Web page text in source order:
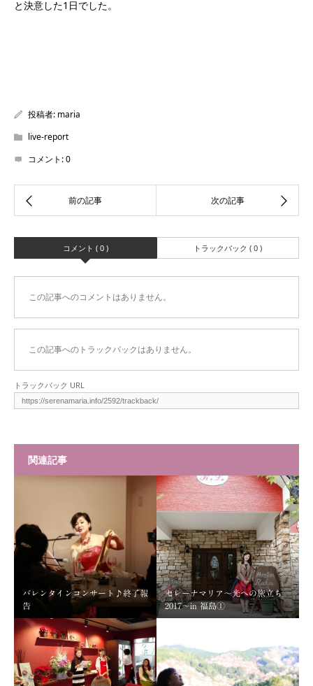
と決意した1日でした。
投稿者: maria
live-report
コメント:0
コメント ( 0 ) トラックバック ( 0 )
この記事へのコメントはありません。
この記事へのトラックバックはありません。
トラックバック URL
関連記事
バレンタインコンサート♪終了報
告
セレーナマリア～光への旅立ち
2017～in 福島①